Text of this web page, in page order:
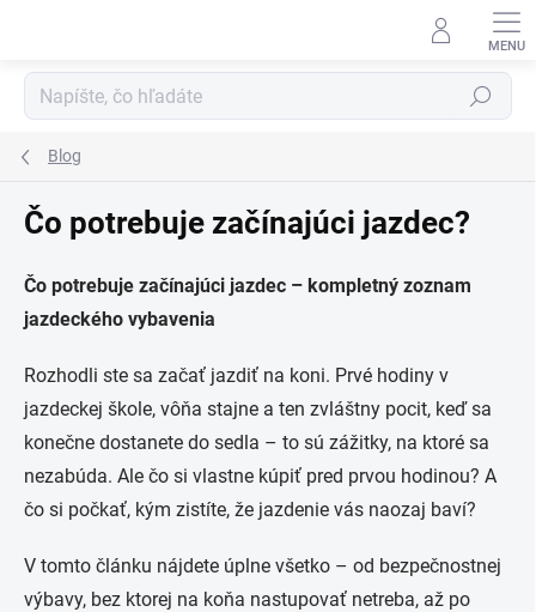
Hľadať
Blog
Čo potrebuje začínajúci jazdec?
Čo potrebuje začínajúci jazdec – kompletný zoznam
jazdeckého vybavenia
Rozhodli ste sa začať jazdiť na koni. Prvé hodiny v
jazdeckej škole, vôňa stajne a ten zvláštny pocit, keď sa
konečne dostanete do sedla – to sú zážitky, na ktoré sa
nezabúda. Ale čo si vlastne kúpiť pred prvou hodinou? A
čo si počkať, kým zistíte, že jazdenie vás naozaj baví?
V tomto článku nájdete úplne všetko – od bezpečnostnej
výbavy, bez ktorej na koňa nastupovať netreba, až po